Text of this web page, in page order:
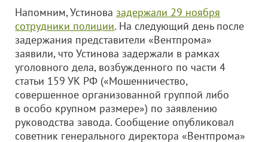
Напомним, Устинова задержали 29 ноября
сотрудники полиции. На следующий день после
задержания представители «Вентпрома»
заявили, что Устинова задержали в рамках
уголовного дела, возбужденного по части 4
статьи 159 УК РФ («Мошенничество,
совершенное организованной группой либо
в особо крупном размере») по заявлению
руководства завода. Сообщение опубликовал
советник генерального директора «Вентпрома»